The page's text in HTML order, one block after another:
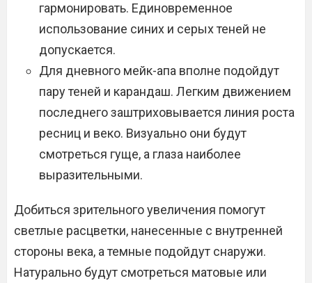
гармонировать. Единовременное
использование синих и серых теней не
допускается.
Для дневного мейк-апа вполне подойдут
пару теней и карандаш. Легким движением
последнего заштриховывается линия роста
ресниц и веко. Визуально они будут
смотреться гуще, а глаза наиболее
выразительными.
Добиться зрительного увеличения помогут
светлые расцветки, нанесенные с внутренней
стороны века, а темные подойдут снаружи.
Натурально будут смотреться матовые или